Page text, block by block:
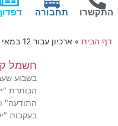
התקשרו תחבורה
דף הבית » ארכיון עבור 12 במאי 2021
חשמל
בשבוע
הכותרת
התודעה"
בעקבות